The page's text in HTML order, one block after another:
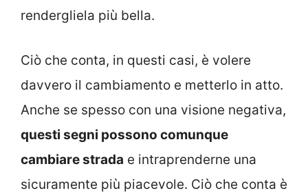
rendergliela più bella.
Ciò che conta, in questi casi, è volere
davvero il cambiamento e metterlo in atto.
Anche se spesso con una visione negativa,
questi segni possono comunque
cambiare strada e intraprenderne una
sicuramente più piacevole. Ciò che conta è